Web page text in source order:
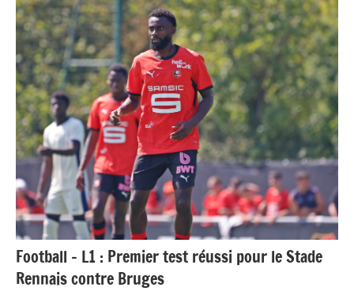
Football – L1 : Premier test réussi pour le Stade
Rennais contre Bruges